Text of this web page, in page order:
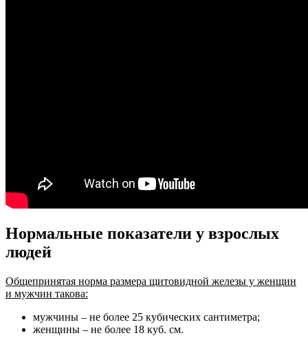
Нормальные показатели у взрослых
людей
Общепринятая норма размера щитовидной железы у женщин
и мужчин такова:
мужчины – не более 25 кубических сантиметра;
женщины – не более 18 куб. см.